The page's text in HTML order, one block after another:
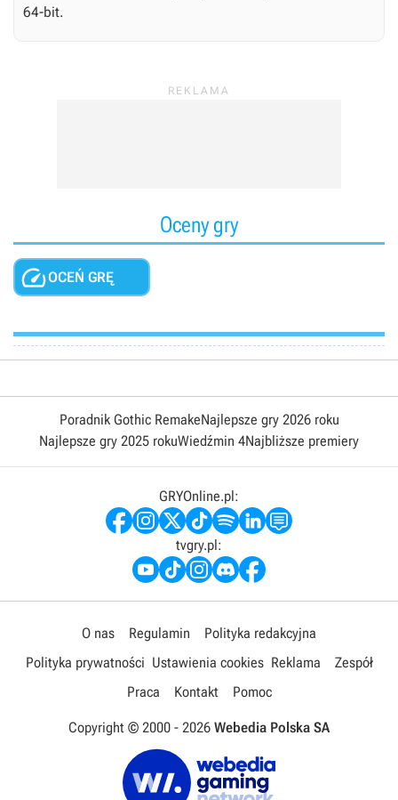
64-bit.
Oceny gry
OCEŃ GRĘ
Poradnik Gothic RemakeNajlepsze gry 2026 roku
Najlepsze gry 2025 rokuWiedźmin 4Najbliższe premiery
GRYOnline.pl:
tvgry.pl:
O nas Regulamin
Polityka redakcyjna
Polityka prywatności Ustawienia cookies Reklama
Zespół
Praca
Kontakt Pomoc
Copyright © 2000 - 2026 Webedia Polska SA